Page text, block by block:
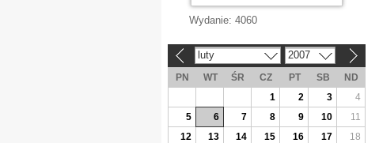
Wydanie: 4060
luty 2007
PN WT ŚR CZ PT SB
ND
1
2 3
4
5
6 7 8 9 10
11
12
13 14 15 16 17
18